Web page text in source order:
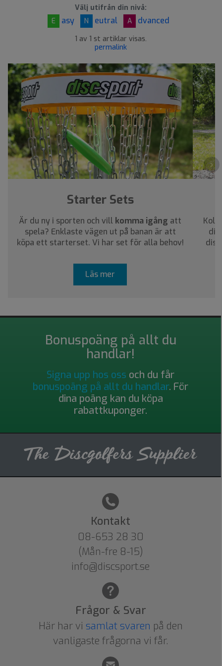
Välj utifrån din nivå:
E
asy N eutral A dvanced
1 av 1 st artiklar visas.
permalink
›
Starter Sets
Är du ny i sporten och vill komma igång att
spela? Enklaste vägen ut på banan är att
köpa ett starterset. Vi har set för alla behov!
Läs mer
Bonuspoäng på allt du
handlar!
Signa upp hos oss och du får
bonuspoäng på allt du handlar. För
dina poäng kan du köpa
rabattkuponger.
Kontakt
08-653 28 30
(Mån-fre 8-15)
info@discsport.se
Frågor & Svar
Här har vi samlat svaren på den
vanligaste frågorna vi får.